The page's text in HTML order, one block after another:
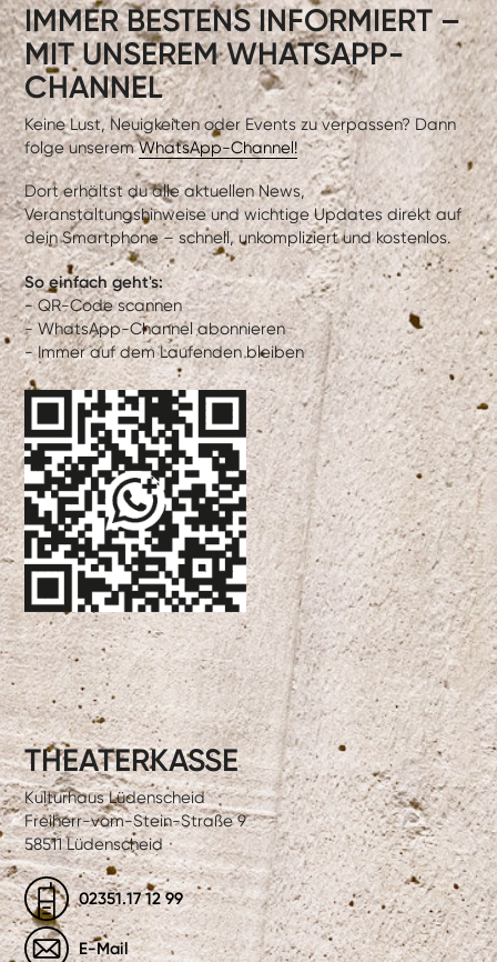
IMMER BESTENS INFORMIERT –
MIT UNSEREM WHATSAPP-
CHANNEL
Keine Lust, Neuigkeiten oder Events zu verpassen? Dann
folge unseremWhatsApp-Channel!
Dort erhältst du alle aktuellen News,
Veranstaltungshinweise und wichtige Updates direkt auf
dein Smartphone – schnell, unkompliziert und kostenlos.
So einfach geht's:
- QR-Code scannen
- WhatsApp-Channel abonnieren
- Immer auf dem Laufenden bleiben
THEATERKASSE
Kulturhaus Lüdenscheid
Freiherr-vom-Stein-Straße 9
58511 Lüdenscheid
02351.17 12 99
E-Mail